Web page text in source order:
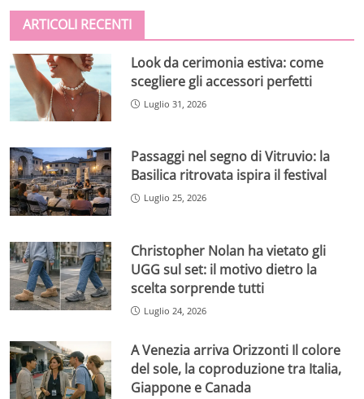
ARTICOLI RECENTI
Look da cerimonia estiva: come
scegliere gli accessori perfetti
Luglio 31, 2026
Passaggi nel segno di Vitruvio: la
Basilica ritrovata ispira il festival
Luglio 25, 2026
Christopher Nolan ha vietato gli
UGG sul set: il motivo dietro la
scelta sorprende tutti
Luglio 24, 2026
A Venezia arriva Orizzonti Il colore
del sole, la coproduzione tra Italia,
Giappone e Canada